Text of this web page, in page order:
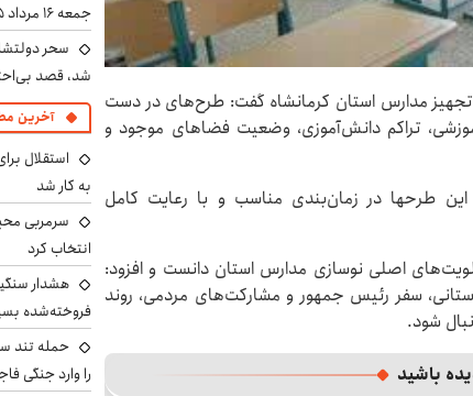
تجهیز مدارس استان کرمانشاه گفت: طرح‌های در دست
تراکم دانش‌آموزی، وضعیت فضاهای موجود و
این طرحها در زمان‌بندی مناسب و با رعایت کامل
اصلی نوسازی مدارس استان دانست و افزود:
سفر رئیس جمهور و مشارکت‌های مردمی، روند
شود.
باشید
جمعه ۱۶ مرداد ۱۴۰۵
سحر
شد، قصد
آخرین
استقلال
به کار شد
سرمربی
انتخاب کرد
هشدار
فروخته‌شده
حمله تند
را وارد جنگی